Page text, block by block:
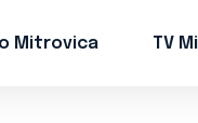
Mitrovica TV